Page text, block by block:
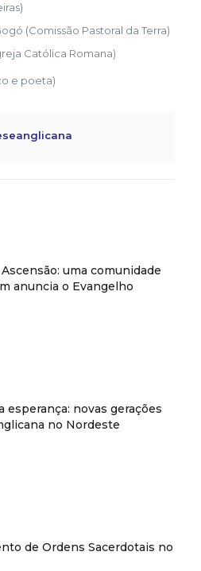
(Comissão Pastoral da Terra)
Católica Romana)
e poeta)
uma comunidade
anuncia o Evangelho
esperança: novas gerações
no Nordeste
de Ordens Sacerdotais no